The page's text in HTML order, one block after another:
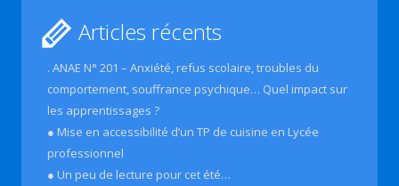
Articles récents
. ANAE N° 201 – Anxiété, refus scolaire, troubles du
comportement, souffrance psychique… Quel impact sur
les apprentissages ?
● Mise en accessibilité d’un TP de cuisine en Lycée
professionnel
● Un peu de lecture pour cet été…